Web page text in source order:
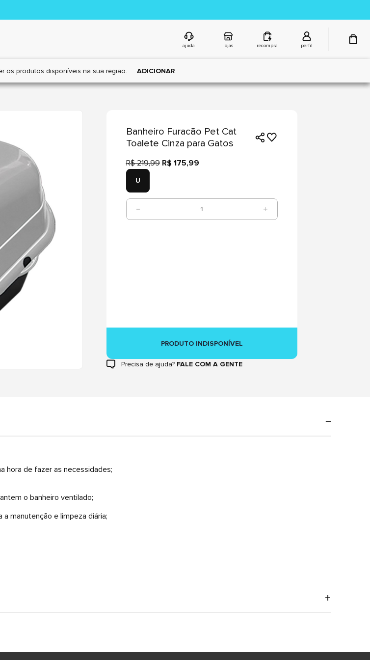
ajuda lojas recompra perfil
os produtos disponíveis na sua região. ADICIONAR
Banheiro Furacão Pet Cat
Toalete Cinza para Gatos
R$ 219,99 R$ 175,99
U
1
PRODUTO INDISPONÍVEL
Precisa de ajuda? FALE COM A GENTE
hora de fazer as necessidades;
o banheiro ventilado;
manutenção e limpeza diária;